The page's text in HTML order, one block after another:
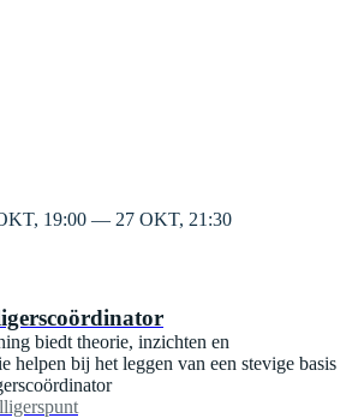
19:00 — 27 OKT, 21:30
biedt theorie, inzichten en
helpen bij het leggen van een stevige basis